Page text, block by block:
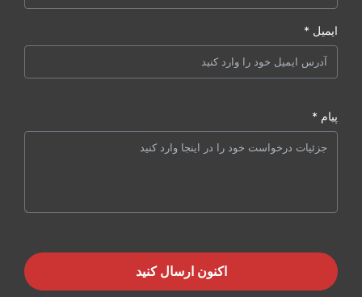
ایمیل *
پیام *
اکنون ارسال کنید